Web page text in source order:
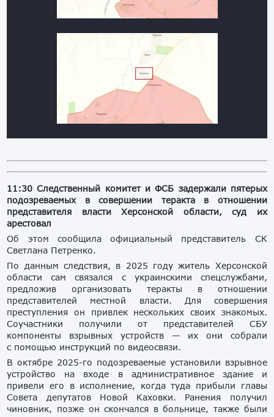
11:30 Следственный комитет и ФСБ задержали пятерых
подозреваемых в совершении теракта в отношении
представителя власти Херсонской области, суд их
арестовал
Об этом сообщила официальный представитель СК
Светлана Петренко.
По данным следствия, в 2025 году житель Херсонской
области сам связался с украинскими спецслужбами,
предложив организовать теракты в отношении
представителей местной власти. Для совершения
преступления он привлек нескольких своих знакомых.
Соучастники получили от представителей СБУ
компоненты взрывных устройств — их они собрали
с помощью инструкций по видеосвязи.
В октябре 2025-го подозреваемые установили взрывное
устройство на входе в административное здание и
привели его в исполнение, когда туда прибыли главы
Совета депутатов Новой Каховки. Ранения получил
чиновник, позже он скончался в больнице, также были